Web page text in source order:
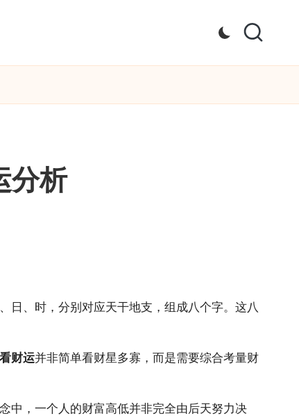
分析
日、时，分别对应天干地支，组成八个字。这八
财运并非简单看财星多寡，而是需要综合考量财
中，一个人的财富高低并非完全由后天努力决